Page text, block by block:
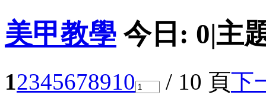
美甲教學 今日: 0|主
12345678910 / 10 頁下